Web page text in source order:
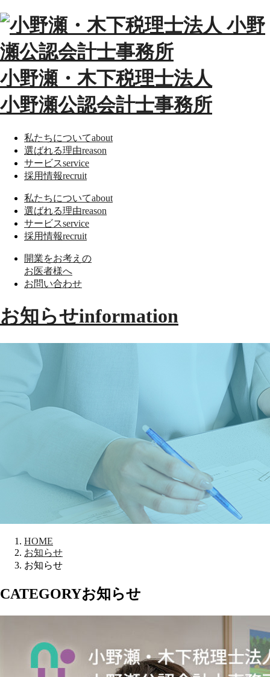
小野瀬・木下税理士法人
小野瀬公認会計士事務所
私たちについてabout
選ばれる理由reason
サービスservice
採用情報recruit
私たちについてabout
選ばれる理由reason
サービスservice
採用情報recruit
開業をお考えの
お医者様へ
お問い合わせ
お知らせinformation
HOME
お知らせ
お知らせ
CATEGORYお知らせ